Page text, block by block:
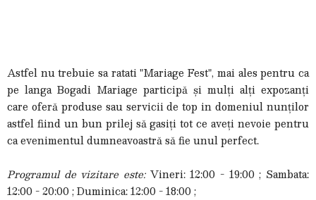
Astfel nu trebuie sa ratati "Mariage Fest", mai ales pentru ca
pe langa Bogadi Mariage participă și mulți alți expozanți
care oferă produse sau servicii de top in domeniul nunților
astfel fiind un bun prilej să gasiți tot ce aveți nevoie pentru
ca evenimentul dumneavoastră să fie unul perfect.
Programul de vizitare este:Vineri: 12:00 - 19:00 ; Sambata:
12:00 - 20:00 ; Duminica: 12:00 - 18:00 ;